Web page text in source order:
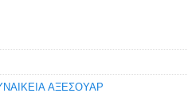
ΑΞΕΣΟΥΑΡ